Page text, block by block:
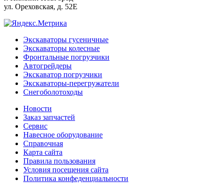
ул. Ореховская, д. 52Е
Экскаваторы гусеничные
Экскаваторы колесные
Фронтальные погрузчики
Автогрейдеры
Экскаватор погрузчики
Экскаваторы-перегружатели
Снегоболотоходы
Новости
Заказ запчастей
Сервис
Навесное оборудование
Справочная
Карта сайта
Правила пользования
Условия посещения сайта
Политика конфеденциальности